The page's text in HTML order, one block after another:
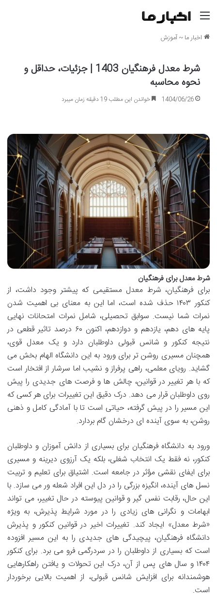
اخبار ما~آموزش
شرط معدل فرهنگیان 1403 | جزئیات، حداقل و
نحوه محاسبه
1404/06/26 خواندن این مطلب 19 دقیقه زمان میبرد
شرط معدل برای فرهنگیان
برای فرهنگیان، شرط معدل مستقیمی که پیشتر وجود داشت، از
کنکور ۱۴۰۳ حذف شده است، اما این به معنای بی اهمیت شدن
نمرات شما نیست. سوابق تحصیلی، شامل نمرات امتحانات نهایی
پایه های دهم، یازدهم و دوازدهم، اکنون ۶۰ درصد تاثیر قطعی در
نتیجه کنکور و شانس قبولی داوطلبان دارد و یک معدل قوی،
همچنان مسیری روشن تر برای ورود به این دانشگاه الهام بخش می
گشاید. رویای معلمی، راهی پرفراز و نشیب اما سرشار از افتخار است
که با هر تغییر در قوانین، چالش ها و فرصت های جدیدی را پیش
روی داوطلبان قرار می دهد. درک دقیق این تغییرات برای هر کسی که
این مسیر را در پیش گرفته، حیاتی است تا با آمادگی کامل و ذهنی
روشن، به سوی آینده ای درخشان گام بردارد.
ورود به دانشگاه فرهنگیان برای بسیاری از دانش آموزان و داوطلبان
کنکور، نه فقط یک انتخاب شغلی، بلکه یک آرزوی دیرینه و مسیری
برای ایفای نقشی مؤثر در جامعه است. اشتیاق برای تعلیم و تربیت
نسل های آینده، انگیزه بزرگی را در دل این افراد شعله ور می سازد. با
این حال، رقابت نفس گیر و قوانین پیوسته در حال تغییر، می تواند
ابهامات و نگرانی های زیادی را در مورد شرایط پذیرش، به ویژه
«شرط معدل» ایجاد کند. تغییرات اخیر در قوانین کنکور و پذیرش
دانشگاه فرهنگیان، پیچیدگی های جدیدی را به این مسیر افزوده
است که بسیاری از داوطلبان را در سردرگمی فرو می برد. برای کنکور
۱۴۰۴ و سال های پس از آن، درک این تحولات و یافتن راهکارهایی
هوشمندانه برای افزایش شانس قبولی، از اهمیت بالایی برخوردار
است.